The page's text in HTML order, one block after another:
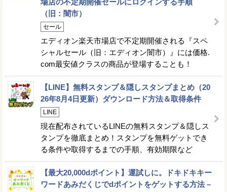
（旧：闇市）
セール
エディオン楽天市場店で不定期開催される『スペ
シャルセール（旧：エディオン闇市）』には価格.
com最安値クラスの商品が登場することも！
【LINE】無料スタンプ＆隠しスタンプまとめ（20
26年8月4日更新）ダウンロード方法＆取得条件
LINE
現在配布されているLINEの無料スタンプ＆隠しス
タンプを徹底まとめ！スタンプを無料ゲットでき
る条件や取得するまでの手順、有効期限など
【最大20,000dポイント】運試しに。ドキドキキー
ワードあみだくじでdポイントをゲットする方法 –